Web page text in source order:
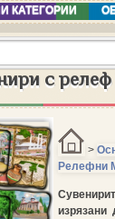
КАТЕГОРИИ
с релеф
>
Релефни
изрязани